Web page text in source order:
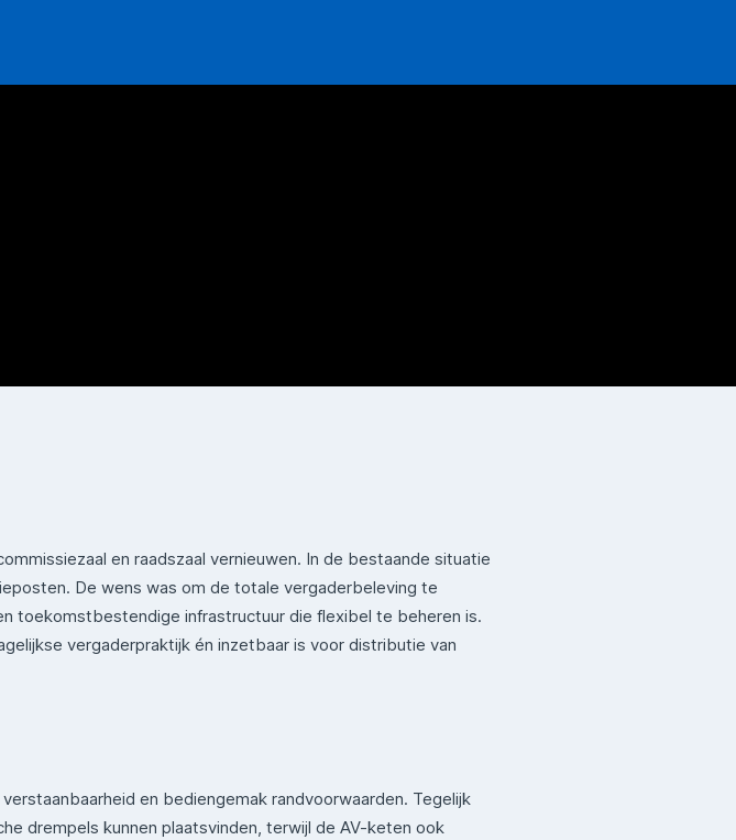
en raadszaal vernieuwen. In de bestaande situatie
De wens was om de totale vergaderbeleving te
toekomstbestendige infrastructuur die flexibel te beheren is.
vergaderpraktijk én inzetbaar is voor distributie van
en bediengemak randvoorwaarden. Tegelijk
drempels kunnen plaatsvinden, terwijl de AV-keten ook